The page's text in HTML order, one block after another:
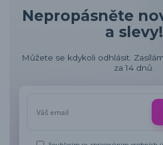
Nepropásněte
a slevy!
Můžete se kdykoli odhlásit.
za 14 dnů.